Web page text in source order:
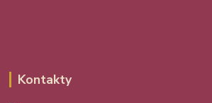
Kontakty